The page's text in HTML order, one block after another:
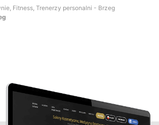
Fitness, Trenerzy personalni - Brzeg